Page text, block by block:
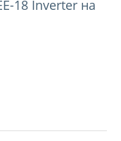
18 Inverter на